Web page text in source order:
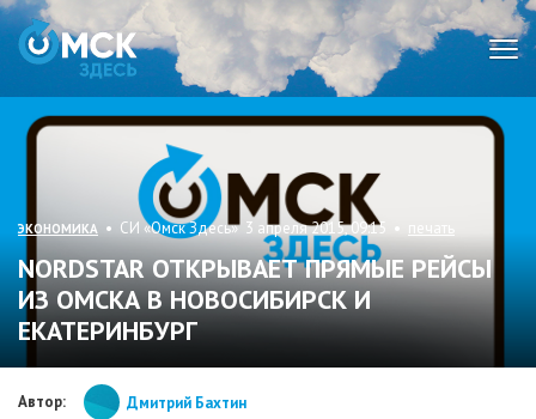
ЭКОНОМИКА • СИ «Омск Здесь» 3 апреля 2015, 09:15 • печать
NORDSTAR ОТКРЫВАЕТ ПРЯМЫЕ РЕЙСЫ
ИЗ ОМСКА В НОВОСИБИРСК И
ЕКАТЕРИНБУРГ
Автор: Дмитрий Бахтин